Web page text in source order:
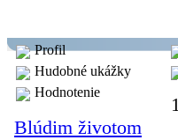
Profil
Hudobné ukážky
Hodnotenie
Blúdim životom